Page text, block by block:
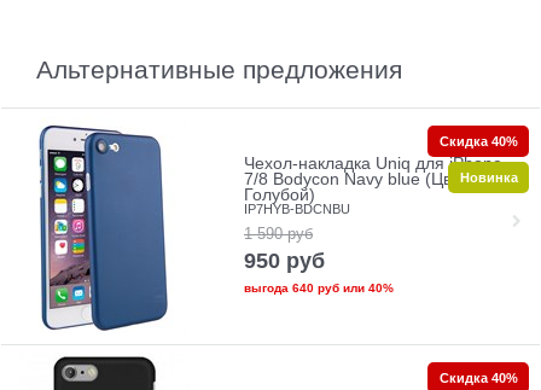
Альтернативные предложения
Чехол-накладка Uniq для iPhone
7/8 Bodycon Navy blue (Цвет:
Голубой)
IP7HYB-BDCNBU
1 590 руб
950 руб
выгода 640 рубили 40%
Скидка 40%
Новинка
Скидка 40%